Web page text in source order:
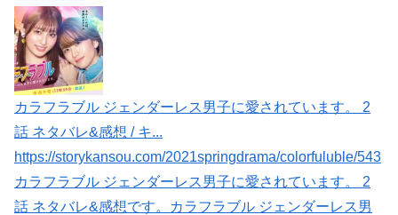
カラフラブル ジェンダーレス男子に愛されています。 2
話 ネタバレ&感想 / キ...
https://storykansou.com/2021springdrama/colorfuluble/543
カラフラブル ジェンダーレス男子に愛されています。 2
話 ネタバレ&感想です。カラフラブル ジェンダーレス男